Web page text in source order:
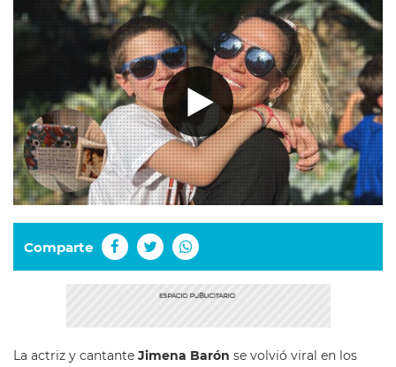
Comparte
La actriz y cantante Jimena Barón se volvió viral en los